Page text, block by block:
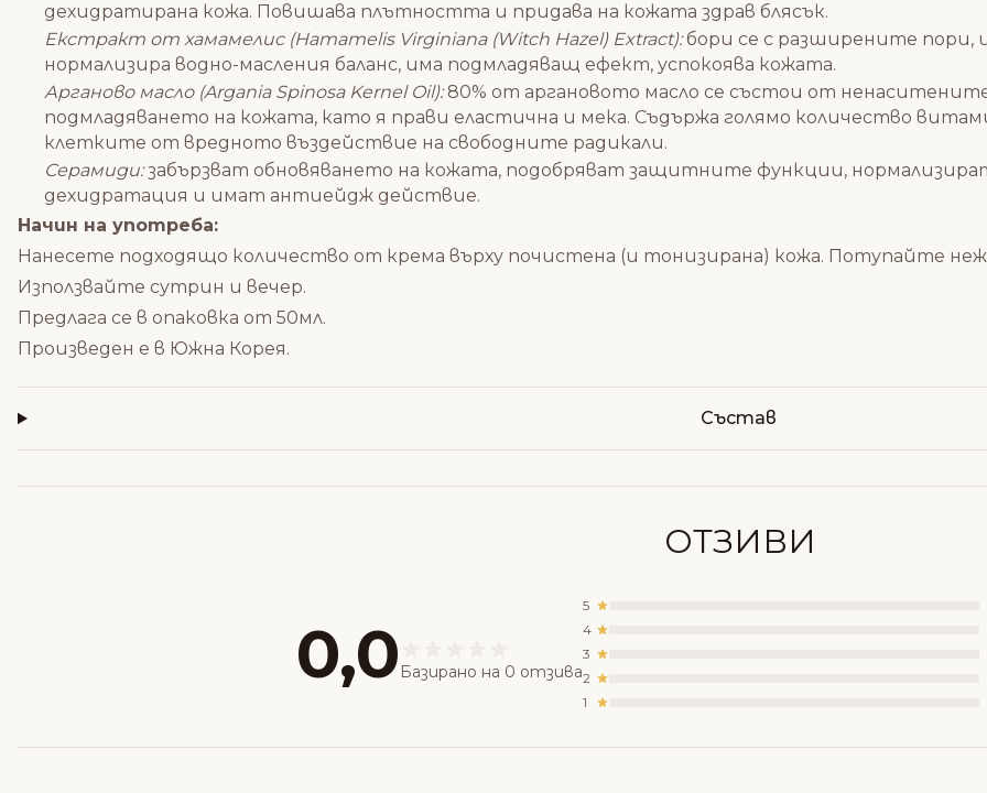
дехидратирана кожа. Повишава плътността и придава на кожата здрав блясък.
Екстракт от хамамелис (Hamamelis Virginiana (Witch Hazel) Extract):бори се с разширените пори,
нормализира водно-масления баланс, има подмладяващ ефект, успокоява кожата.
Арганово масло (Argania Spinosa Kernel Oil):80% от аргановото масло се състои от
подмладяването на кожата, като я прави еластична и мека. Съдържа голямо количество
клетките от вредното въздействие на свободните радикали.
Серамиди:забързват обновяването на кожата, подобряват защитните функции,
дехидратация и имат антиейдж действие.
Начин на употреба:
Нанесете подходящо количество от крема върху почистена (и тонизирана) кожа. Потупайте
Използвайте сутрин и вечер.
Предлага се в опаковка от 50мл.
Произведен е в Южна Корея.
Състав
ОТЗИВИ
0,0 Базирано на 0 отзива
5
4
3
2
1